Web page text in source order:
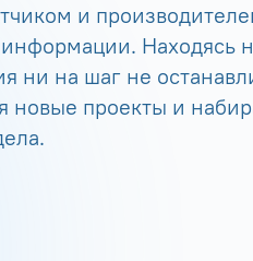
и
Находясь
ни на шаг не
новые проекты и